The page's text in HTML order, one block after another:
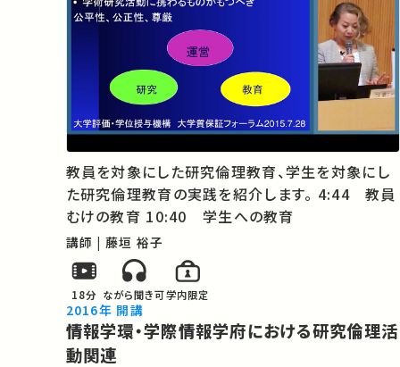
教員を対象にした研究倫理教育、学生を対象にし
た研究倫理教育の実践を紹介します。 4:44 教員
むけの教育 10:40 学生への教育
講師 | 藤垣 裕子
18分 ながら聞き可学内限定
2016年 開講
情報学環・学際情報学府における研究倫理活
動関連